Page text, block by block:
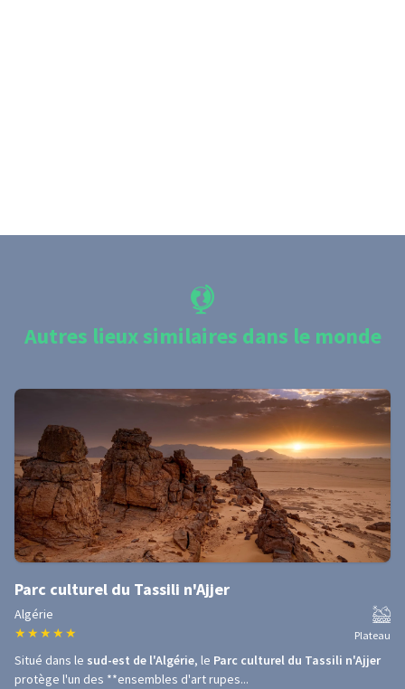
Autres lieux similaires dans le monde
Parc culturel du Tassili n'Ajjer
Algérie
★ ★ ★ ★ ★ Plateau
Situé dans le sud-est de l'Algérie, le Parc culturel du Tassili n'Ajjer
protège l'un des **ensembles d'art rupes...